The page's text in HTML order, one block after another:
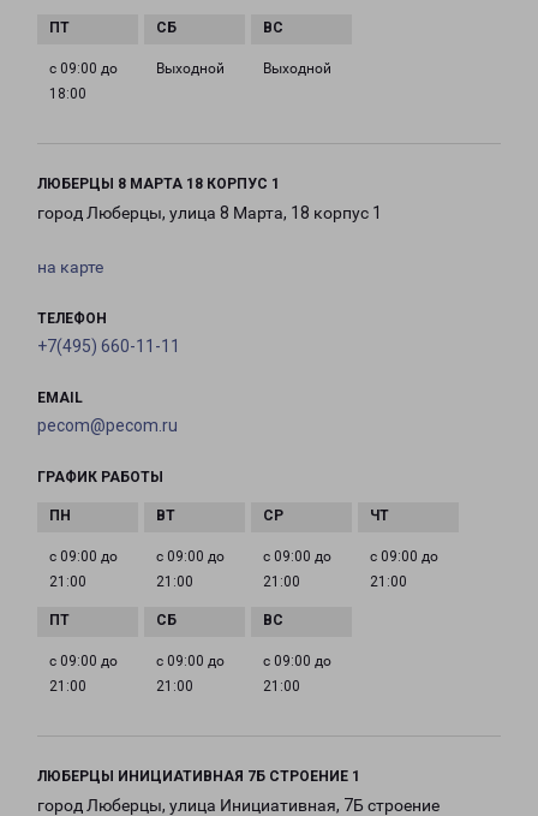
с 09:00 до
18:00
Выходной Выходной
ЛЮБЕРЦЫ 8 МАРТА 18 КОРПУС 1
город Люберцы, улица 8 Марта, 18 корпус 1
на карте
ТЕЛЕФОН
+7(495) 660-11-11
EMAIL
pecom@pecom.ru
ГРАФИК РАБОТЫ
с 09:00 до
21:00
с 09:00 до
21:00
с 09:00 до
21:00
с 09:00 до
21:00
с 09:00 до
21:00
с 09:00 до
21:00
с 09:00 до
21:00
ЛЮБЕРЦЫ ИНИЦИАТИВНАЯ 7Б СТРОЕНИЕ 1
город Люберцы, улица Инициативная, 7Б строение